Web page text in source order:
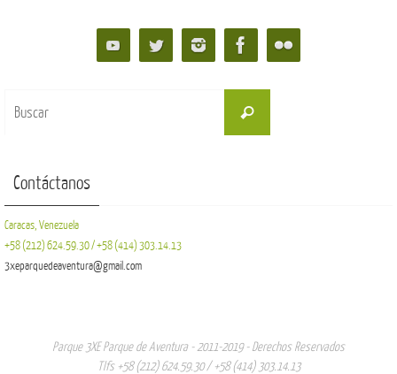
Buscar
Contáctanos
Caracas, Venezuela
+58 (212) 624.59.30 / +58 (414) 303.14.13
3xeparquedeaventura@gmail.com
Parque 3XE Parque de Aventura - 2011-2019 - Derechos Reservados
Tlfs +58 (212) 624.59.30 / +58 (414) 303.14.13